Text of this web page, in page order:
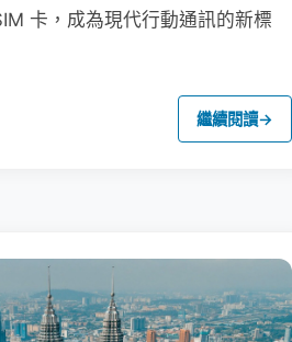
卡，成為現代行動通訊的新標
繼續閱讀→